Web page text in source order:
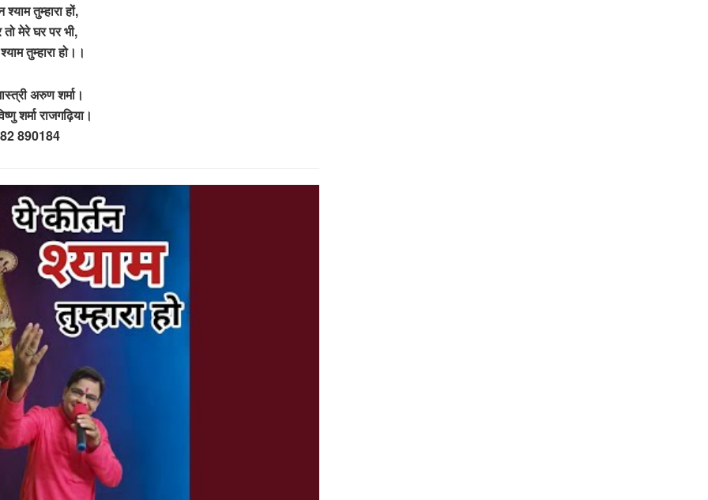
श्याम तुम्हारा हों,
तो मेरे घर पर भी,
तुम्हारा हो।।
अरुण शर्मा।
शर्मा राजगढ़िया।
890184